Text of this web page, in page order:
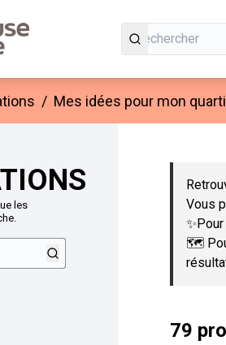
/ Mes idées pour mon
les
Passer la carte
Vous
🗺️
79